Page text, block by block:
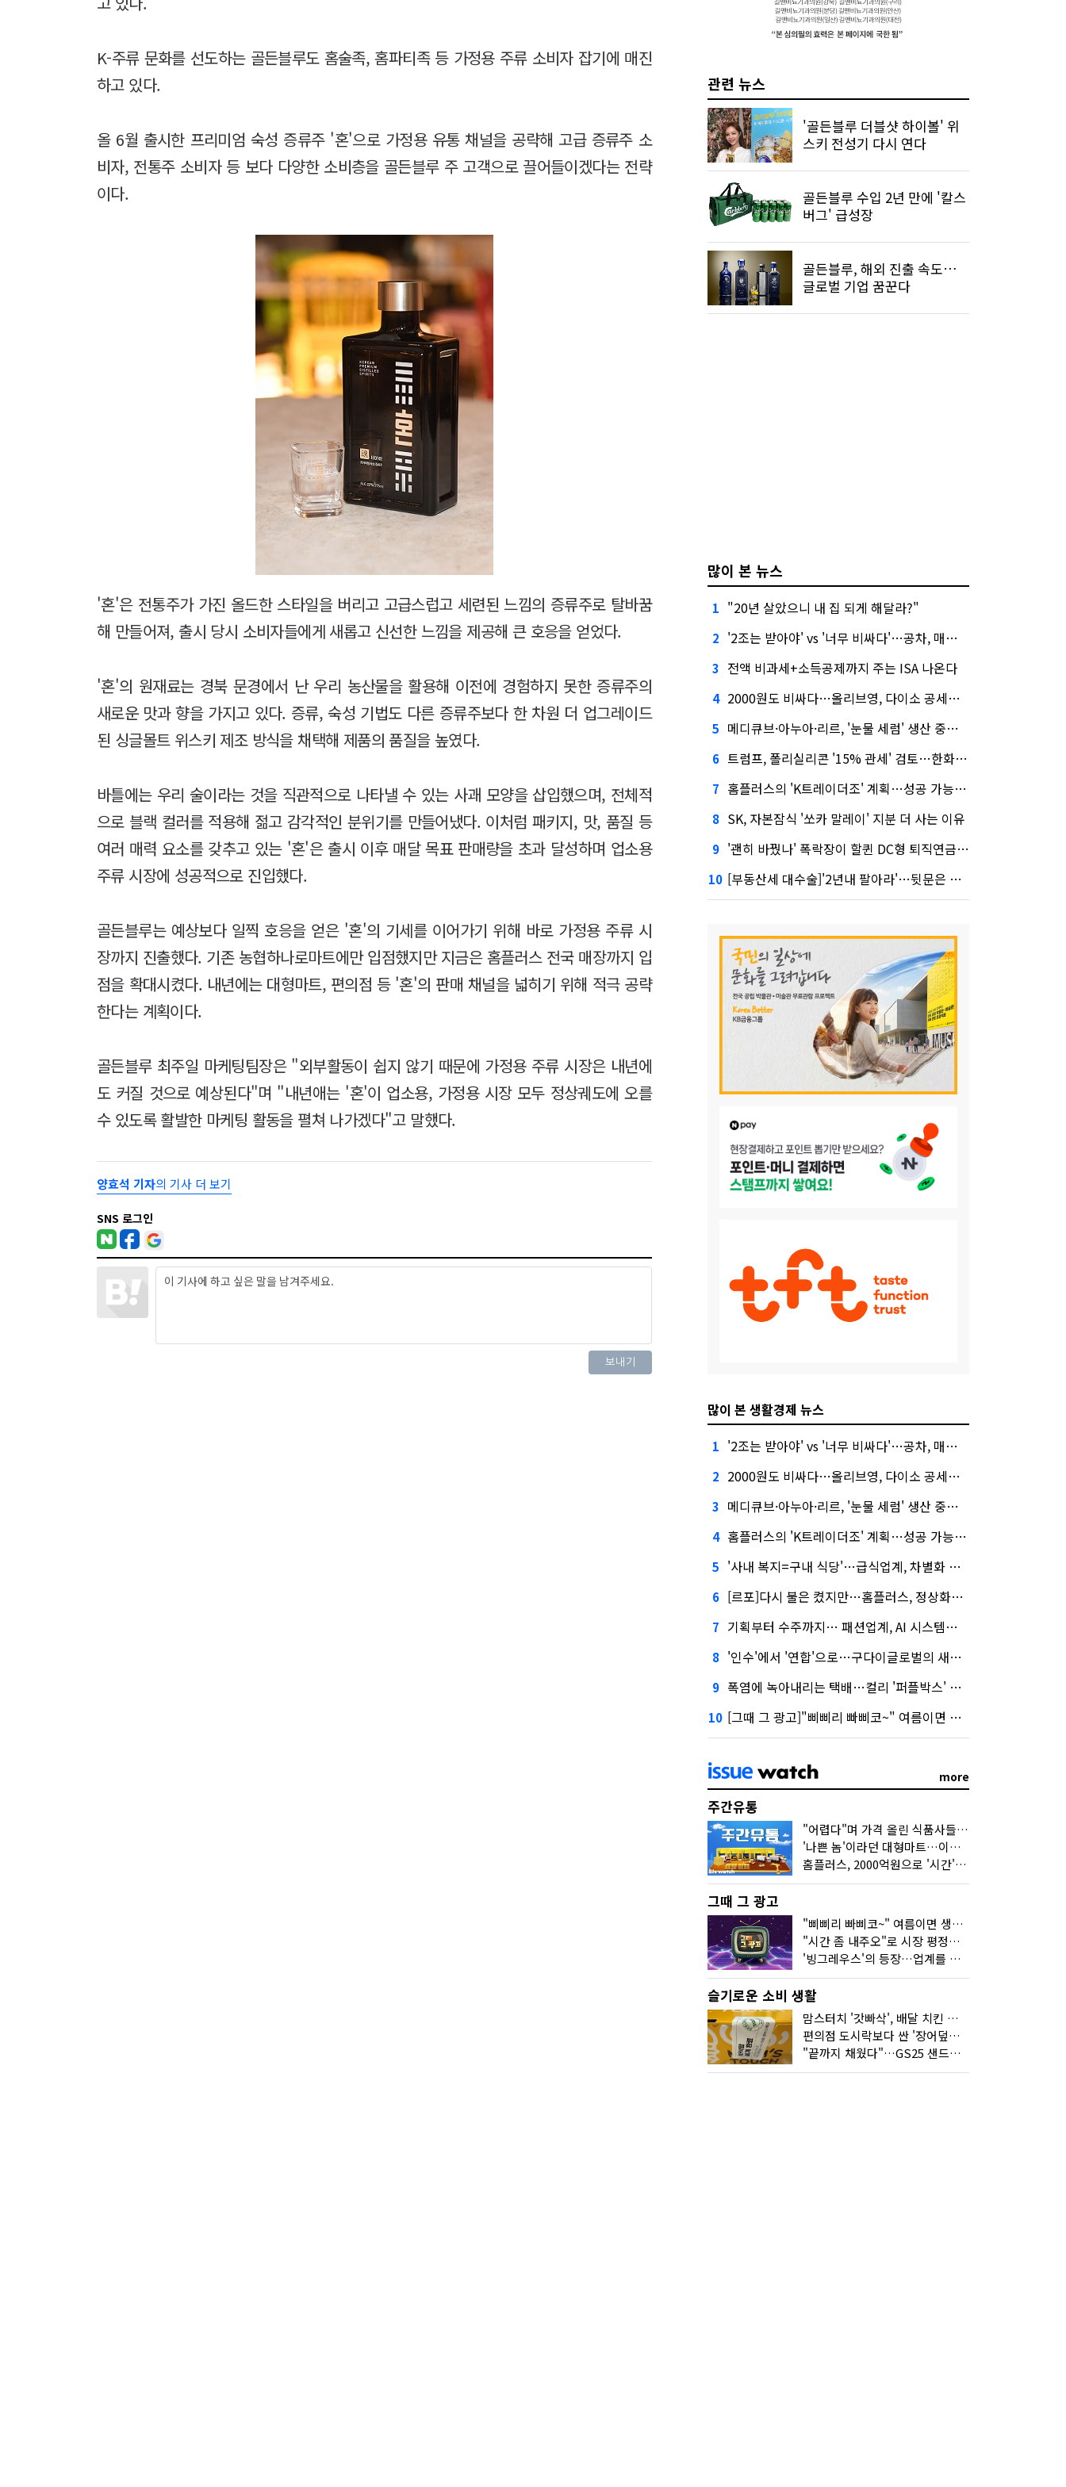
K-주류 문화를 선도하는 골든블루도 홈술족, 홈파티족 등 가정용 주류 소비자 잡기에 매진
하고 있다.
올 6월 출시한 프리미엄 숙성 증류주 '혼'으로 가정용 유통 채널을 공략해 고급 증류주 소
비자, 전통주 소비자 등 보다 다양한 소비층을 골든블루 주 고객으로 끌어들이겠다는 전략
이다.
'혼'은 전통주가 가진 올드한 스타일을 버리고 고급스럽고 세련된 느낌의 증류주로 탈바꿈
해 만들어져, 출시 당시 소비자들에게 새롭고 신선한 느낌을 제공해 큰 호응을 얻었다.
'혼'의 원재료는 경북 문경에서 난 우리 농산물을 활용해 이전에 경험하지 못한 증류주의
새로운 맛과 향을 가지고 있다. 증류, 숙성 기법도 다른 증류주보다 한 차원 더 업그레이드
된 싱글몰트 위스키 제조 방식을 채택해 제품의 품질을 높였다.
바틀에는 우리 술이라는 것을 직관적으로 나타낼 수 있는 사괘 모양을 삽입했으며, 전체적
으로 블랙 컬러를 적용해 젊고 감각적인 분위기를 만들어냈다. 이처럼 패키지, 맛, 품질 등
여러 매력 요소를 갖추고 있는 '혼'은 출시 이후 매달 목표 판매량을 초과 달성하며 업소용
주류 시장에 성공적으로 진입했다.
골든블루는 예상보다 일찍 호응을 얻은 '혼'의 기세를 이어가기 위해 바로 가정용 주류 시
장까지 진출했다. 기존 농협하나로마트에만 입점했지만 지금은 홈플러스 전국 매장까지 입
점을 확대시켰다. 내년에는 대형마트, 편의점 등 '혼'의 판매 채널을 넓히기 위해 적극 공략
한다는 계획이다.
골든블루 최주일 마케팅팀장은 "외부활동이 쉽지 않기 때문에 가정용 주류 시장은 내년에
도 커질 것으로 예상된다"며 "내년애는 '혼'이 업소용, 가정용 시장 모두 정상궤도에 오를
수 있도록 활발한 마케팅 활동을 펼쳐 나가겠다"고 말했다.
양효석 기자의 기사 더 보기
SNS 로그인
관련 뉴스
'골든블루 더블샷 하이볼' 위
스키 전성기 다시 연다
골든블루 수입 2년 만에 '칼스
버그' 급성장
골든블루, 해외 진출 속도…
글로벌 기업 꿈꾼다
많이 본 뉴스
1 "20년 살았으니 내 집 되게 해달라?"
2 '2조는 받아야' vs '너무 비싸다'…공차, 매각 성공할까
3 전액 비과세+소득공제까지 주는 ISA 나온다
4 2000원도 비싸다…올리브영, 다이소 공세에 '가성비'로 맞불
5 메디큐브·아누아·리르, '눈물 세럼' 생산 중단한다
6 트럼프, 폴리실리콘 '15% 관세' 검토…한화큐셀·OCI 영향은?
7 홈플러스의 'K트레이더조' 계획…성공 가능성은 '글쎄'
8 SK, 자본잠식 '쏘카 말레이' 지분 더 사는 이유
9 '괜히 바꿨나' 폭락장이 할퀸 DC형 퇴직연금…전문가 조언은
10 [부동산세 대수술]'2년내 팔아라'…뒷문은 열었다
많이 본 생활경제 뉴스
1 '2조는 받아야' vs '너무 비싸다'…공차, 매각 성공할까
2 2000원도 비싸다…올리브영, 다이소 공세에 '가성비'로 맞불
3 메디큐브·아누아·리르, '눈물 세럼' 생산 중단한다
4 홈플러스의 'K트레이더조' 계획…성공 가능성은 '글쎄'
5 '사내 복지=구내 식당'…급식업계, 차별화 경쟁 본격화
6 [르포]다시 불은 켰지만…홈플러스, 정상화까진 '까마득'
7 기획부터 수주까지… 패션업계, AI 시스템화 박차
8 '인수'에서 '연합'으로…구다이글로벌의 새로운 투자법
9 폭염에 녹아내리는 택배…컬리 '퍼플박스' 대안 될까
10 [그때 그 광고]"삐삐리 빠삐코~" 여름이면 생각나는 그 노래
more
주간유통
"어렵다"며 가격 올린 식품사들…진짜 어려운 거 맞아?
'나쁜 놈'이라던 대형마트…이젠 '불쌍한 놈' 됐다
홈플러스, 2000억원으로 '시간'을 샀다
그때 그 광고
"삐삐리 빠삐코~" 여름이면 생각나는 그 노래
"시간 좀 내주오"로 시장 평정한 하이마트
'빙그레우스'의 등장…업계를 흔든 '세계관' 마케팅
슬기로운 소비 생활
맘스터치 '갓빠삭', 배달 치킨 선입견을 바꿨다
편의점 도시락보다 싼 '장어덮밥'…오뚜기가 해냈다
"끝까지 채웠다"…GS25 샌드위치의 달라진 '속'사정